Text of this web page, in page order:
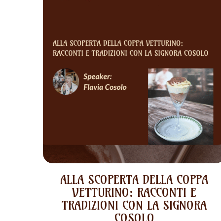
ALLA SCOPERTA DELLA COPPA
VETTURINO: RACCONTI E
TRADIZIONI CON LA SIGNORA
COSOLO